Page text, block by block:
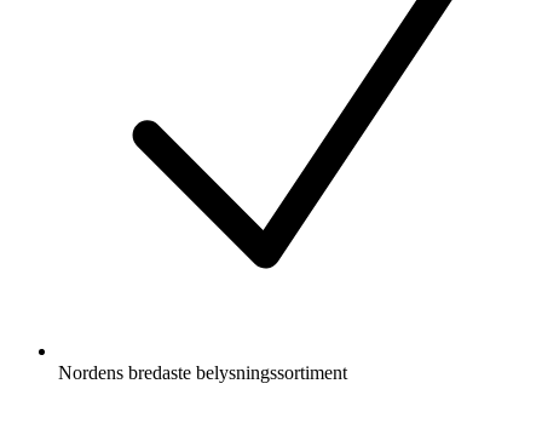
Nordens bredaste belysningssortiment